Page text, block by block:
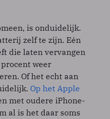
is onduidelijk.
zelf te zijn. Eén
die laten vervangen
weer
Of het echt aan
Op het Apple
met oudere iPhone-
al is het daar soms